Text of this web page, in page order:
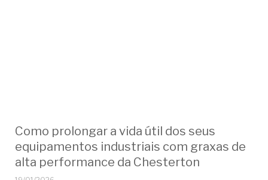
Como prolongar a vida útil dos seus
equipamentos industriais com graxas de
alta performance da Chesterton